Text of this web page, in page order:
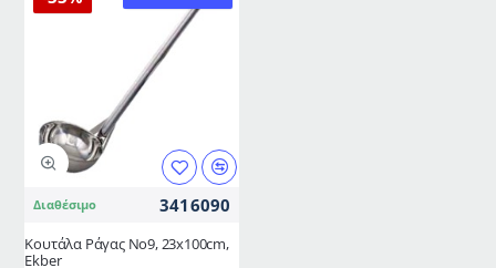
Διαθέσιμο 3416090
Κουτάλα Ράγας Νο9, 23x100cm,
Ekber